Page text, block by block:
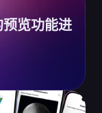
览功能进